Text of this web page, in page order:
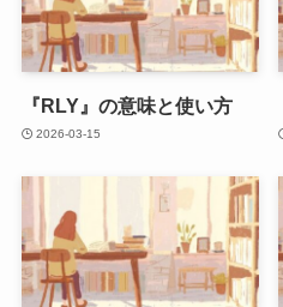
『RLY』の意味と使い方
2026-03-15